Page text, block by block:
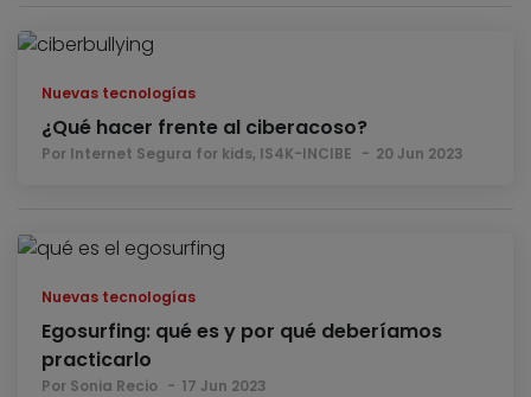
Nuevas tecnologías
¿Qué hacer frente al ciberacoso?
Por Internet Segura for kids, IS4K-INCIBE 20 Jun 2023
Nuevas tecnologías
Egosurfing: qué es y por qué deberíamos
practicarlo
Por Sonia Recio 17 Jun 2023